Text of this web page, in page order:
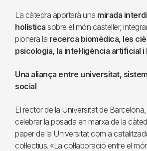
La càtedra aportarà una mirada
holística sobre el món casteller,
pionera la recerca biomèdica, les
psicologia, la intel·ligència artificial
Una aliança entre universitat,
social
El rector de la Universitat de
celebrar la posada en marxa de la
paper de la Universitat com a
col·lectius. «La col·laboració entre el